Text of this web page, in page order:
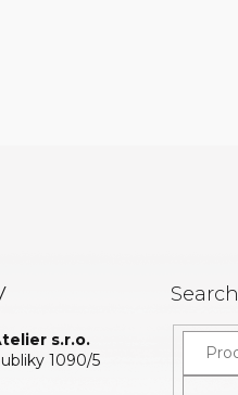
s.r.o.
1090/5
Search